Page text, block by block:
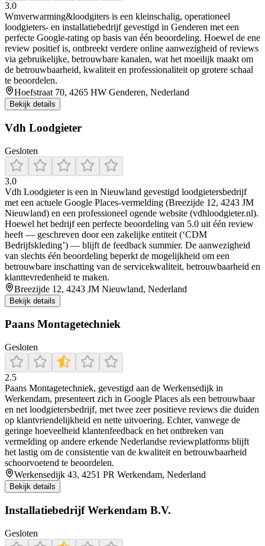
3.0
Wmverwarming&loodgiters is een kleinschalig, operationeel
loodgieters- en installatiebedrijf gevestigd in Genderen met een
perfecte Google-rating op basis van één beoordeling. Hoewel de ene
review positief is, ontbreekt verdere online aanwezigheid of reviews
via gebruikelijke, betrouwbare kanalen, wat het moeilijk maakt om
de betrouwbaarheid, kwaliteit en professionaliteit op grotere schaal
te beoordelen.
Hoefstraat 70, 4265 HW Genderen, Nederland
Bekijk details
Vdh Loodgieter
Gesloten
3.0
Vdh Loodgieter is een in Nieuwland gevestigd loodgietersbedrijf
met een actuele Google Places‑vermelding (Breezijde 12, 4243 JM
Nieuwland) en een professioneel ogende website (vdhloodgieter.nl).
Hoewel het bedrijf een perfecte beoordeling van 5.0 uit één review
heeft — geschreven door een zakelijke entiteit (‘CDM
Bedrijfskleding’) — blijft de feedback summier. De aanwezigheid
van slechts één beoordeling beperkt de mogelijkheid om een
betrouwbare inschatting van de servicekwaliteit, betrouwbaarheid en
klanttevredenheid te maken.
Breezijde 12, 4243 JM Nieuwland, Nederland
Bekijk details
Paans Montagetechniek
Gesloten
2.5
Paans Montagetechniek, gevestigd aan de Werkensedijk in
Werkendam, presenteert zich in Google Places als een betrouwbaar
en net loodgietersbedrijf, met twee zeer positieve reviews die duiden
op klantvriendelijkheid en nette uitvoering. Echter, vanwege de
geringe hoeveelheid klantenfeedback en het ontbreken van
vermelding op andere erkende Nederlandse reviewplatforms blijft
het lastig om de consistentie van de kwaliteit en betrouwbaarheid
schoorvoetend te beoordelen.
Werkensedijk 43, 4251 PR Werkendam, Nederland
Bekijk details
Installatiebedrijf Werkendam B.V.
Gesloten